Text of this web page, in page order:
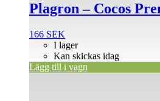
Plagron – Cocos
166 SEK
I lager
Kan skickas idag
Lägg till i vagn